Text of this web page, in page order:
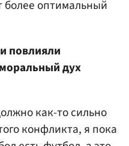
более оптимальный
повлияли
дух
как-то сильно
конфликта, я пока